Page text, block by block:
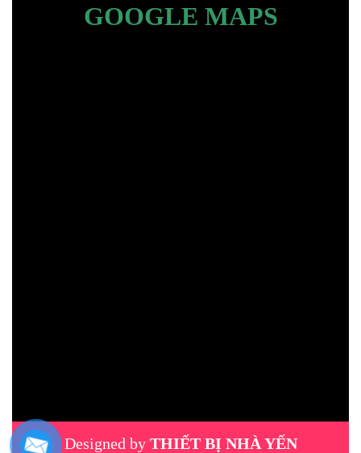
GOOGLE MAPS
Designed by THIẾT BỊ NHÀ YẾN